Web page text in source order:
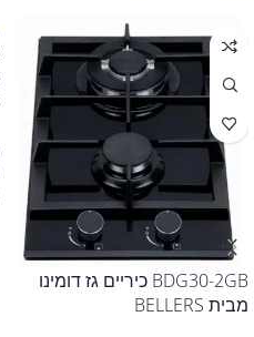
BDG30-2GB כיריים גז דומינו
מבית BELLERS